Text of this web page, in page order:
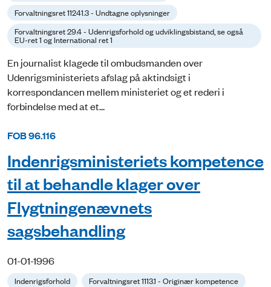
Forvaltningsret 11241.3 - Undtagne oplysninger
Forvaltningsret 29.4 - Udenrigsforhold og udviklingsbistand, se også
EU-ret 1 og International ret 1
En journalist klagede til ombudsmanden over
Udenrigsministeriets afslag på aktindsigt i
korrespondancen mellem ministeriet og et rederi i
forbindelse med at et...
FOB 96.116
Indenrigsministeriets kompetence
til at behandle klager over
Flygtningenævnets
sagsbehandling
01-01-1996
Indenrigsforhold
Forvaltningsret 1113.1 - Originær kompetence